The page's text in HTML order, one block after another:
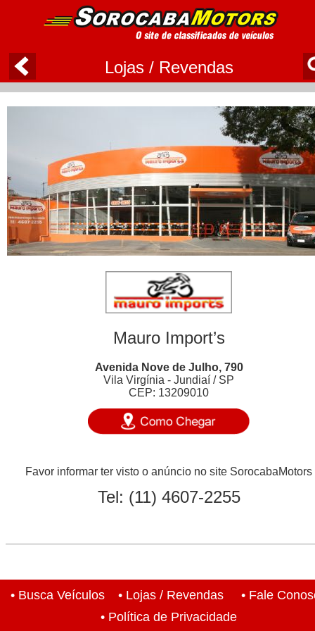
Lojas / Revendas
Mauro Import’s
Avenida Nove de Julho, 790
Vila Virgínia - Jundiaí / SP
CEP: 13209010
Favor informar ter visto o anúncio no site SorocabaMotors
Tel: (11) 4607-2255